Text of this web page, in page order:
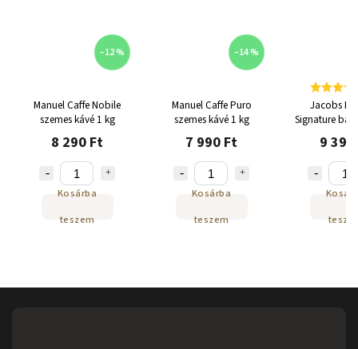
–12 %
Manuel Caffe Nobile
szemes kávé 1 kg
8 290 Ft
Kosárba
teszem
–14 %
Manuel Caffe Puro
szemes kávé 1 kg
7 990 Ft
Kosárba
teszem
Jacobs
Signature
9